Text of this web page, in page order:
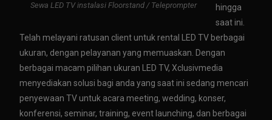
Sewa LED TV instalasi Floorstand / Teleprompter
hingga
saat ini.
Telah melayani ratusan client untuk rental LED TV berbagai
ukuran, dengan pelayanan yang memuaskan. Dengan
berbagai macam pilihan ukuran LED TV, Xclusivmedia
menyediakan solusi bagi anda yang saat ini sedang mencari
penyewaan TV untuk acara meeting, wedding, konser,
konferensi, seminar, training, event launching, dan berbagai